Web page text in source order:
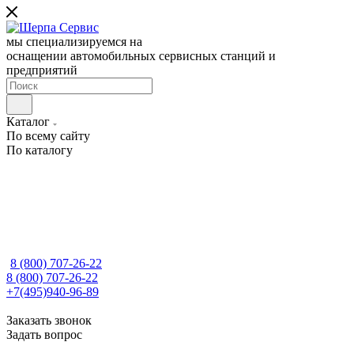
мы специализируемся на
оснащении автомобильных сервисных станций и
предприятий
Каталог
По всему сайту
По каталогу
8 (800) 707-26-22
8 (800) 707-26-22
+7(495)940-96-89
Заказать звонок
Задать вопрос